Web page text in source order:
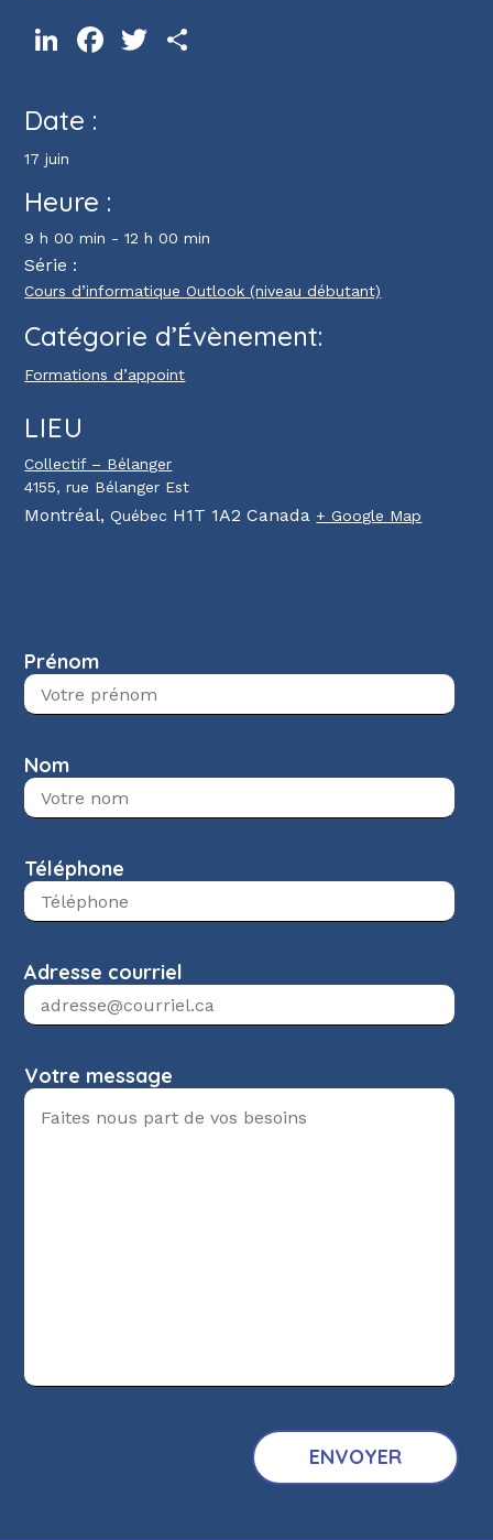
LinkedInFacebookTwitter
Date :
17 juin
Heure :
9 h 00 min - 12 h 00 min
Série :
Cours d’informatique Outlook (niveau débutant)
Catégorie d’Évènement:
Formations d’appoint
LIEU
Collectif – Bélanger
4155, rue Bélanger Est
Montréal, Québec H1T 1A2 Canada + Google Map
Prénom
Nom
Téléphone
Adresse courriel
Votre message